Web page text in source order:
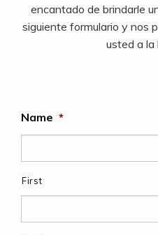
encantado de brindarle
siguiente formulario y nos
usted a la
Name *
First